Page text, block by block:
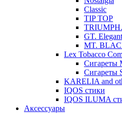
Classic
TIP TOP
GT.
MT.
Lex Tobacco
Сигареты
Сигареты
KARELIA and
IQOS стики
IQOS ILUMA
Аксессуары